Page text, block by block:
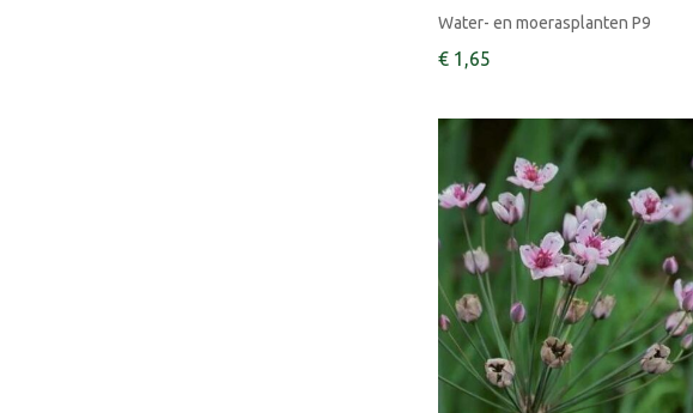
Water- en moerasplanten P9
€ 1 ,65